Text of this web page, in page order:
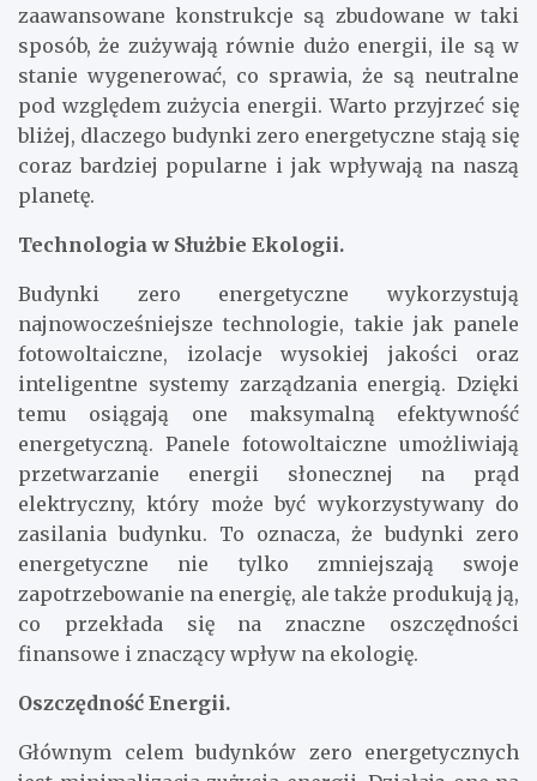
zaawansowane konstrukcje są zbudowane w taki
sposób, że zużywają równie dużo energii, ile są w
stanie wygenerować, co sprawia, że są neutralne
pod względem zużycia energii. Warto przyjrzeć się
bliżej, dlaczego budynki zero energetyczne stają się
coraz bardziej popularne i jak wpływają na naszą
planetę.
Technologia w Służbie Ekologii.
Budynki zero energetyczne wykorzystują
najnowocześniejsze technologie, takie jak panele
fotowoltaiczne, izolacje wysokiej jakości oraz
inteligentne systemy zarządzania energią. Dzięki
temu osiągają one maksymalną efektywność
energetyczną. Panele fotowoltaiczne umożliwiają
przetwarzanie energii słonecznej na prąd
elektryczny, który może być wykorzystywany do
zasilania budynku. To oznacza, że budynki zero
energetyczne nie tylko zmniejszają swoje
zapotrzebowanie na energię, ale także produkują ją,
co przekłada się na znaczne oszczędności
finansowe i znaczący wpływ na ekologię.
Oszczędność Energii.
Głównym celem budynków zero energetycznych